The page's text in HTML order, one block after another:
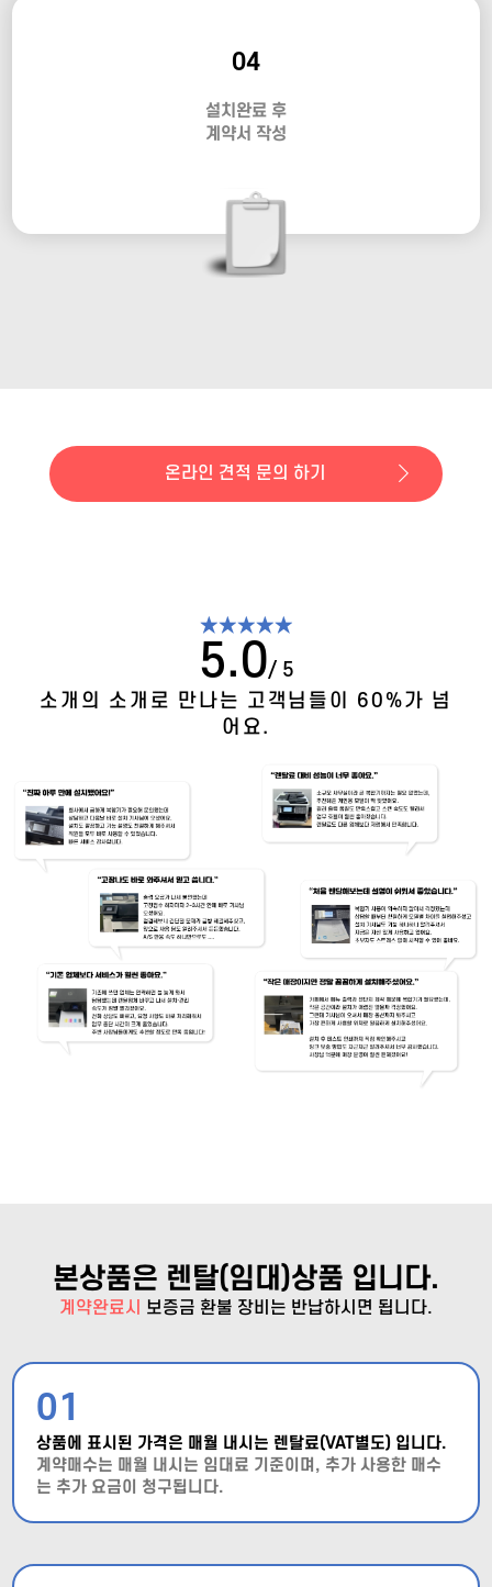
04
설치완료 후
계약서 작성
온라인 견적 문의 하기
★★★★★
5.0/ 5
소개의 소개로 만나는 고객님들이 60%가 넘
어요.
본상품은 렌탈(임대)상품 입니다.
계약완료시 보증금 환불 장비는 반납하시면 됩니다.
01
상품에 표시된 가격은 매월 내시는 렌탈료(VAT별도) 입니다.
계약매수는 매월 내시는 임대료 기준이며, 추가 사용한 매수
는 추가 요금이 청구됩니다.